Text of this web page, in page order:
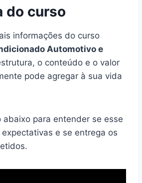
do curso
informações do curso
Automotivo e
o conteúdo e o valor
pode agregar à sua vida
abaixo para entender se esse
e se entrega os